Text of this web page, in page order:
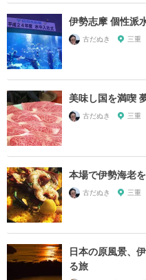
伊勢志摩 個性派
古だぬき 三重
美味し国を満喫
古だぬき 三重
本場で伊勢海老
古だぬき 三重
日本の原風景、
る旅